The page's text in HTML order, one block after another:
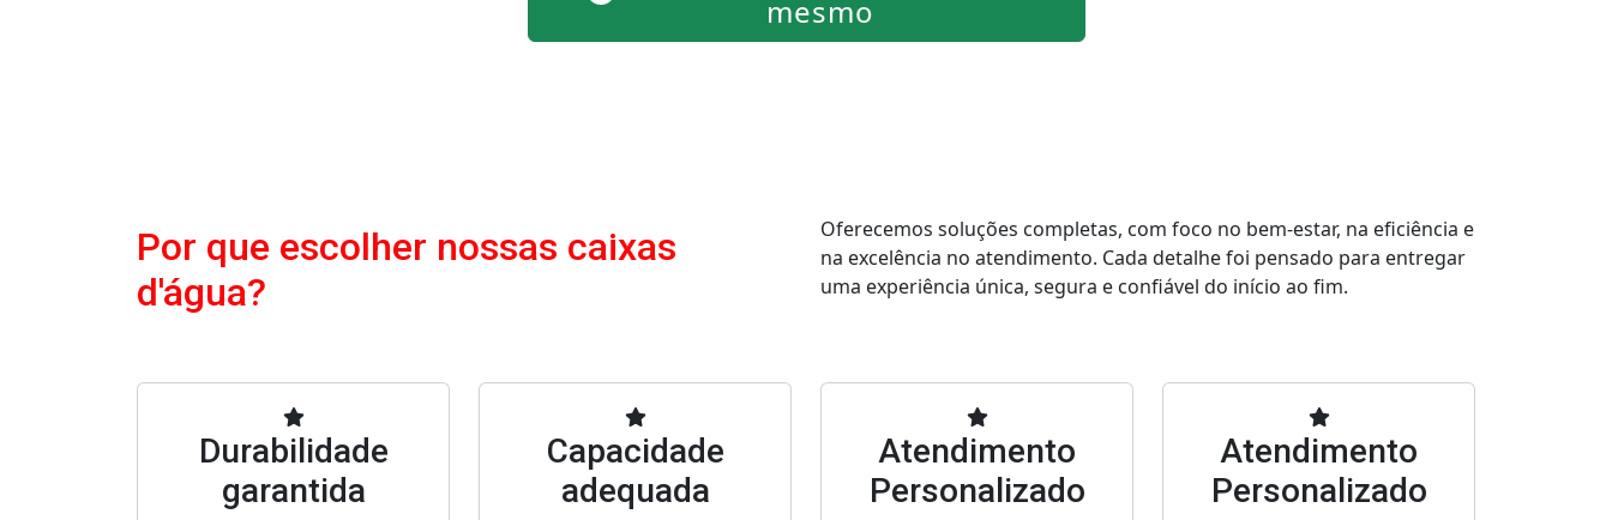
mesmo
Por que escolher nossas caixas
d'água?
Oferecemos soluções completas, com foco no bem-estar, na eficiência e
na excelência no atendimento. Cada detalhe foi pensado para entregar
uma experiência única, segura e confiável do início ao fim.
Durabilidade
garantida
Capacidade
adequada
Atendimento
Personalizado
Atendimento
Personalizado